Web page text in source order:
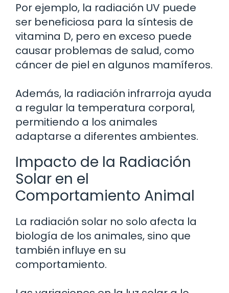
Por ejemplo, la radiación UV puede
ser beneficiosa para la síntesis de
vitamina D, pero en exceso puede
causar problemas de salud, como
cáncer de piel en algunos mamíferos.
Además, la radiación infrarroja ayuda
a regular la temperatura corporal,
permitiendo a los animales
adaptarse a diferentes ambientes.
Impacto de la Radiación
Solar en el
Comportamiento Animal
La radiación solar no solo afecta la
biología de los animales, sino que
también influye en su
comportamiento.